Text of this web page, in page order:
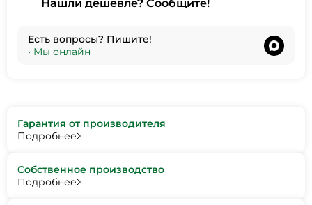
Нашли дешевле? Сообщите!
Есть вопросы? Пишите!
• Мы онлайн
Гарантия от производителя
Подробнее
Собственное производство
Подробнее